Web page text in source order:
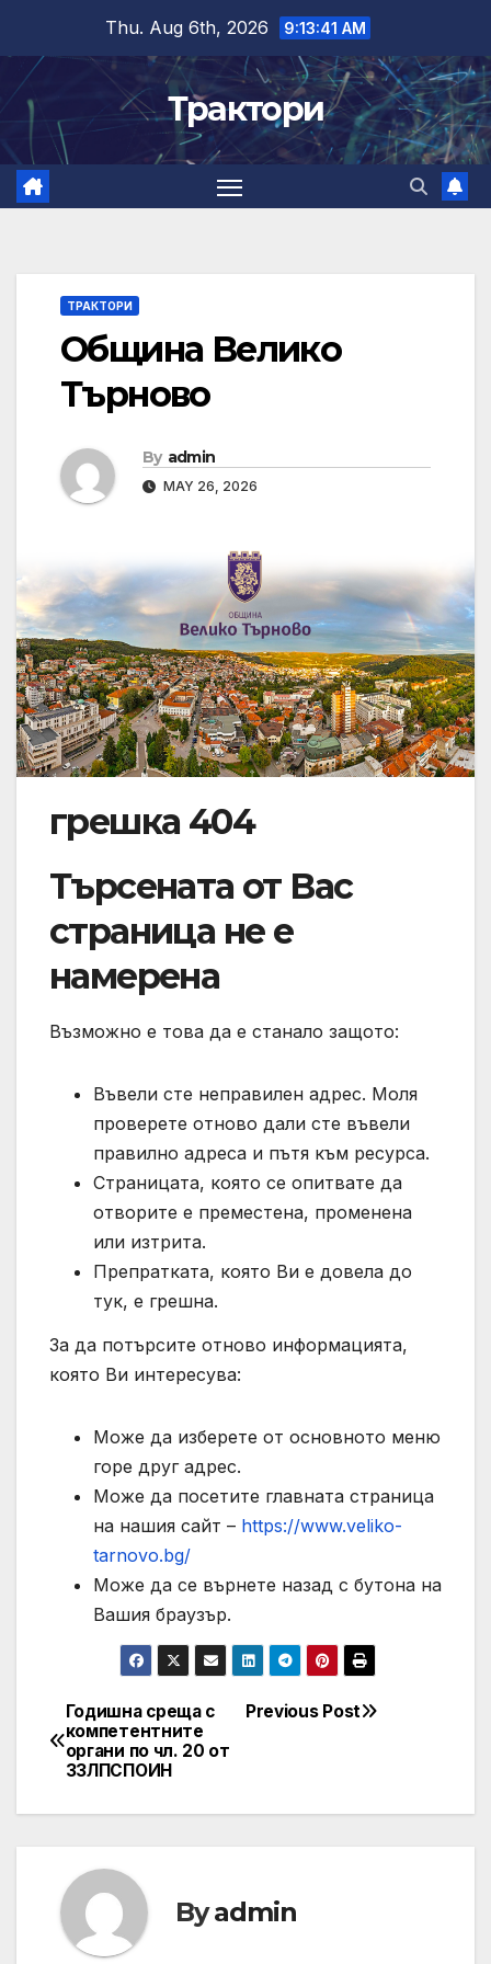
content
Thu. Aug 6th, 2026 9:13:41 AM
Трактори
ТРАКТОРИ
Община Велико
Търново
By admin
MAY 26, 2026
грешка 404
Търсената от Вас
страница не е
намерена
Възможно е това да е станало защото:
Въвели сте неправилен адрес. Моля
проверете отново дали сте въвели
правилно адреса и пътя към ресурса.
Страницата, която се опитвате да
отворите е преместена, променена
или изтрита.
Препратката, която Ви е довела до
тук, е грешна.
За да потърсите отново информацията,
която Ви интересува:
Може да изберете от основното меню
горе друг адрес.
Може да посетите главната страница
на нашия сайт – https://www.veliko-
tarnovo.bg/
Може да се върнете назад с бутона на
Вашия браузър.
Post
navigation
Previous Post
Годишна среща с
компетентните
органи по чл. 20 от
ЗЗЛПСПОИН
Byadmin